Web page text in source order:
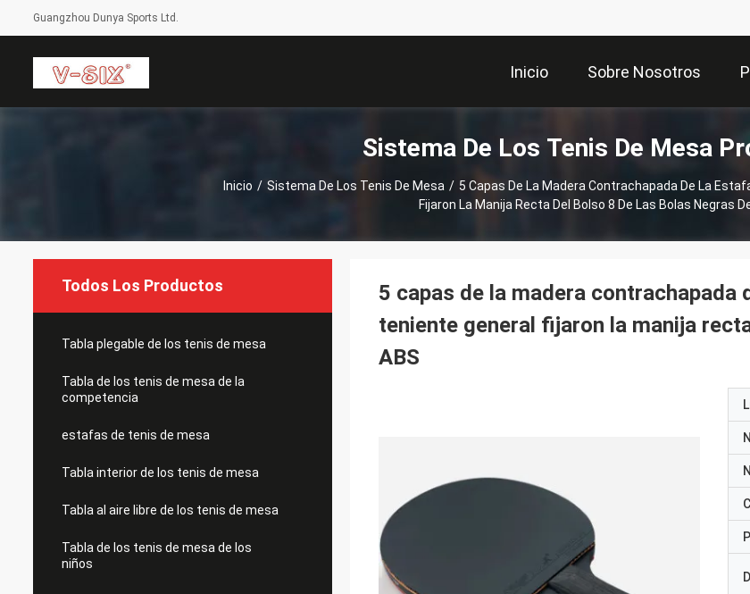
Guangzhou Dunya Sports Ltd.
Inicio Sobre Nosotros
Sistema De Los Tenis De Mesa
Inicio / Sistema De Los Tenis De Mesa / 5 Capas De La Madera Contrachapada De La
Fijaron La Manija Recta Del Bolso 8 De Las Bolas Negras
Todos Los Productos
Tabla plegable de los tenis de mesa
Tabla de los tenis de mesa de la
competencia
estafas de tenis de mesa
Tabla interior de los tenis de mesa
Tabla al aire libre de los tenis de mesa
Tabla de los tenis de mesa de los
niños
5 capas de la madera
teniente general fijaron la manija
ABS